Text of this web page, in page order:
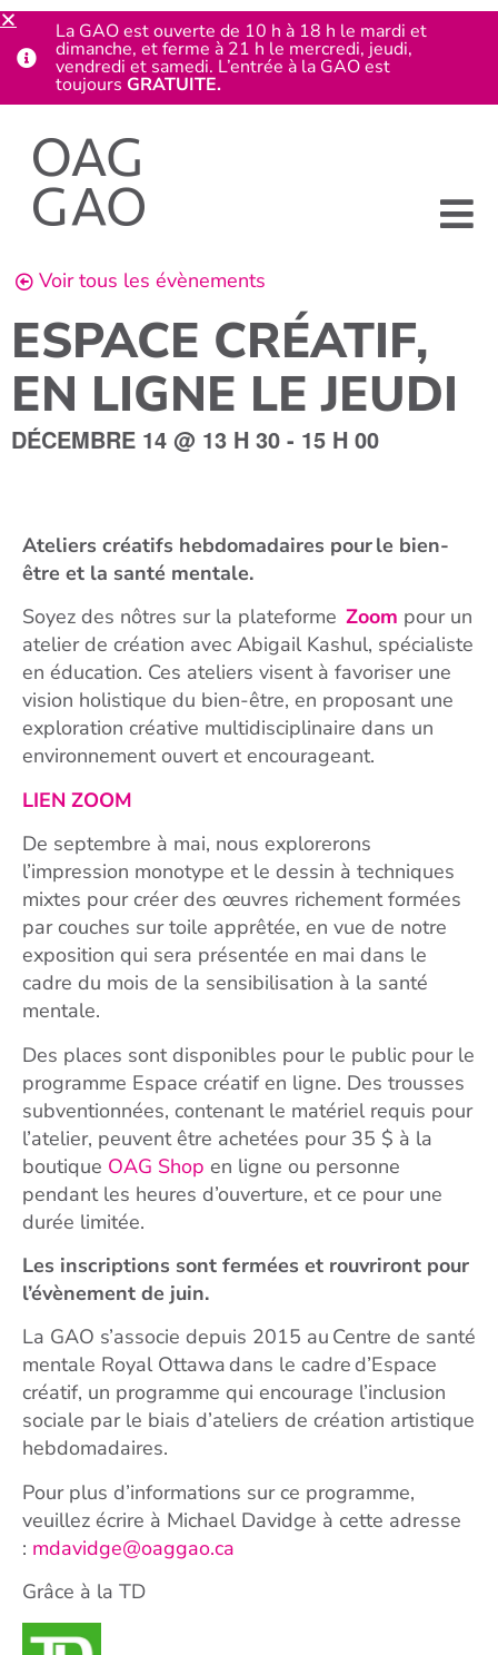
Voir tous les évènements
ESPACE CRÉATIF,
EN LIGNE LE JEUDI
DÉCEMBRE 14 @ 13 H 30 - 15 H 00
Ateliers créatifs hebdomadaires pour le bien-
être et la santé mentale.
Soyez des nôtres sur la plateforme Zoom pour un
atelier de création avec Abigail Kashul, spécialiste
en éducation. Ces ateliers visent à favoriser une
vision holistique du bien-être, en proposant une
exploration créative multidisciplinaire dans un
environnement ouvert et encourageant.
LIEN ZOOM
De septembre à mai, nous explorerons
l’impression monotype et le dessin à techniques
mixtes pour créer des œuvres richement formées
par couches sur toile apprêtée, en vue de notre
exposition qui sera présentée en mai dans le
cadre du mois de la sensibilisation à la santé
mentale.
Des places sont disponibles pour le public pour le
programme Espace créatif en ligne. Des trousses
subventionnées, contenant le matériel requis pour
l’atelier, peuvent être achetées pour 35 $ à la
boutique OAG Shop en ligne ou personne
pendant les heures d’ouverture, et ce pour une
durée limitée.
Les inscriptions sont fermées et rouvriront pour
l’évènement de juin.
La GAO s’associe depuis 2015 au Centre de santé
mentale Royal Ottawa dans le cadre d’Espace
créatif, un programme qui encourage l’inclusion
sociale par le biais d’ateliers de création artistique
hebdomadaires.
Pour plus d’informations sur ce programme,
veuillez écrire à Michael Davidge à cette adresse
: mdavidge@oaggao.ca
Grâce à la TD
La GAO est ouverte de 10 h à 18 h le mardi et
dimanche, et ferme à 21 h le mercredi, jeudi,
vendredi et samedi. L’entrée à la GAO est
toujours GRATUITE.